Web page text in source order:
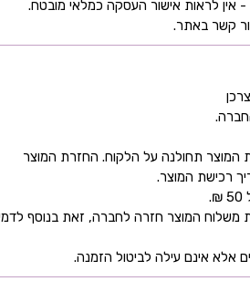
המוצר תחולנה על הלקוח. החזרת המוצר
משלוח המוצר חזרה לחברה, זאת בנוסף
אלא אינם עילה לביטול הזמנה.